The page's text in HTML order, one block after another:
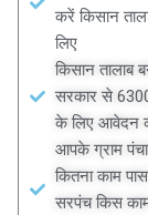
करें किसान
लिए
किसान तालाब
सरकार से
के लिए आवेदन
आपके ग्राम
कितना काम
सरपंच किस